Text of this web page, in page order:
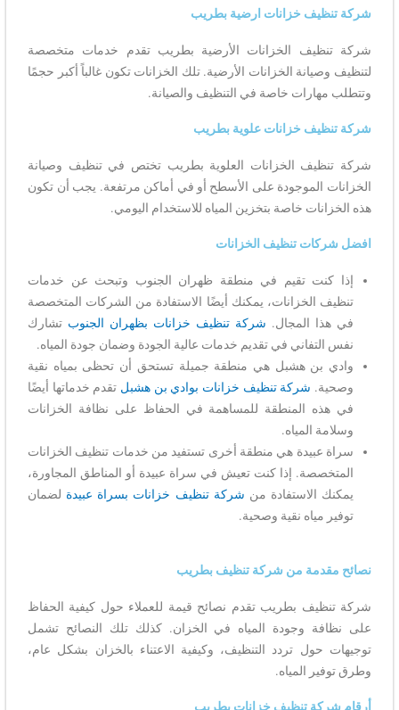
شركة تنظيف خزانات ارضية بطريب
شركة تنظيف الخزانات الأرضية بطريب تقدم خدمات متخصصة
لتنظيف وصيانة الخزانات الأرضية. تلك الخزانات تكون غالباً أكبر حجمًا
وتتطلب مهارات خاصة في التنظيف والصيانة.
شركة تنظيف خزانات علوية بطريب
شركة تنظيف الخزانات العلوية بطريب تختص في تنظيف وصيانة
الخزانات الموجودة على الأسطح أو في أماكن مرتفعة. يجب أن تكون
هذه الخزانات خاصة بتخزين المياه للاستخدام اليومي.
افضل شركات تنظيف الخزانات
إذا كنت تقيم في منطقة ظهران الجنوب وتبحث عن خدمات
تنظيف الخزانات، يمكنك أيضًا الاستفادة من الشركات المتخصصة
في هذا المجال. شركة تنظيف خزانات بظهران الجنوب تشارك
نفس التفاني في تقديم خدمات عالية الجودة وضمان جودة المياه.
وادي بن هشبل هي منطقة جميلة تستحق أن تحظى بمياه نقية
وصحية. شركة تنظيف خزانات بوادي بن هشبل تقدم خدماتها أيضًا
في هذه المنطقة للمساهمة في الحفاظ على نظافة الخزانات
وسلامة المياه.
سراة عبيدة هي منطقة أخرى تستفيد من خدمات تنظيف الخزانات
المتخصصة. إذا كنت تعيش في سراة عبيدة أو المناطق المجاورة،
يمكنك الاستفادة من شركة تنظيف خزانات بسراة عبيدة لضمان
توفير مياه نقية وصحية.
نصائح مقدمة من شركة تنظيف بطريب
شركة تنظيف بطريب تقدم نصائح قيمة للعملاء حول كيفية الحفاظ
على نظافة وجودة المياه في الخزان. كذلك تلك النصائح تشمل
توجيهات حول تردد التنظيف، وكيفية الاعتناء بالخزان بشكل عام،
وطرق توفير المياه.
أرقام شركة تنظيف خزانات بطريب